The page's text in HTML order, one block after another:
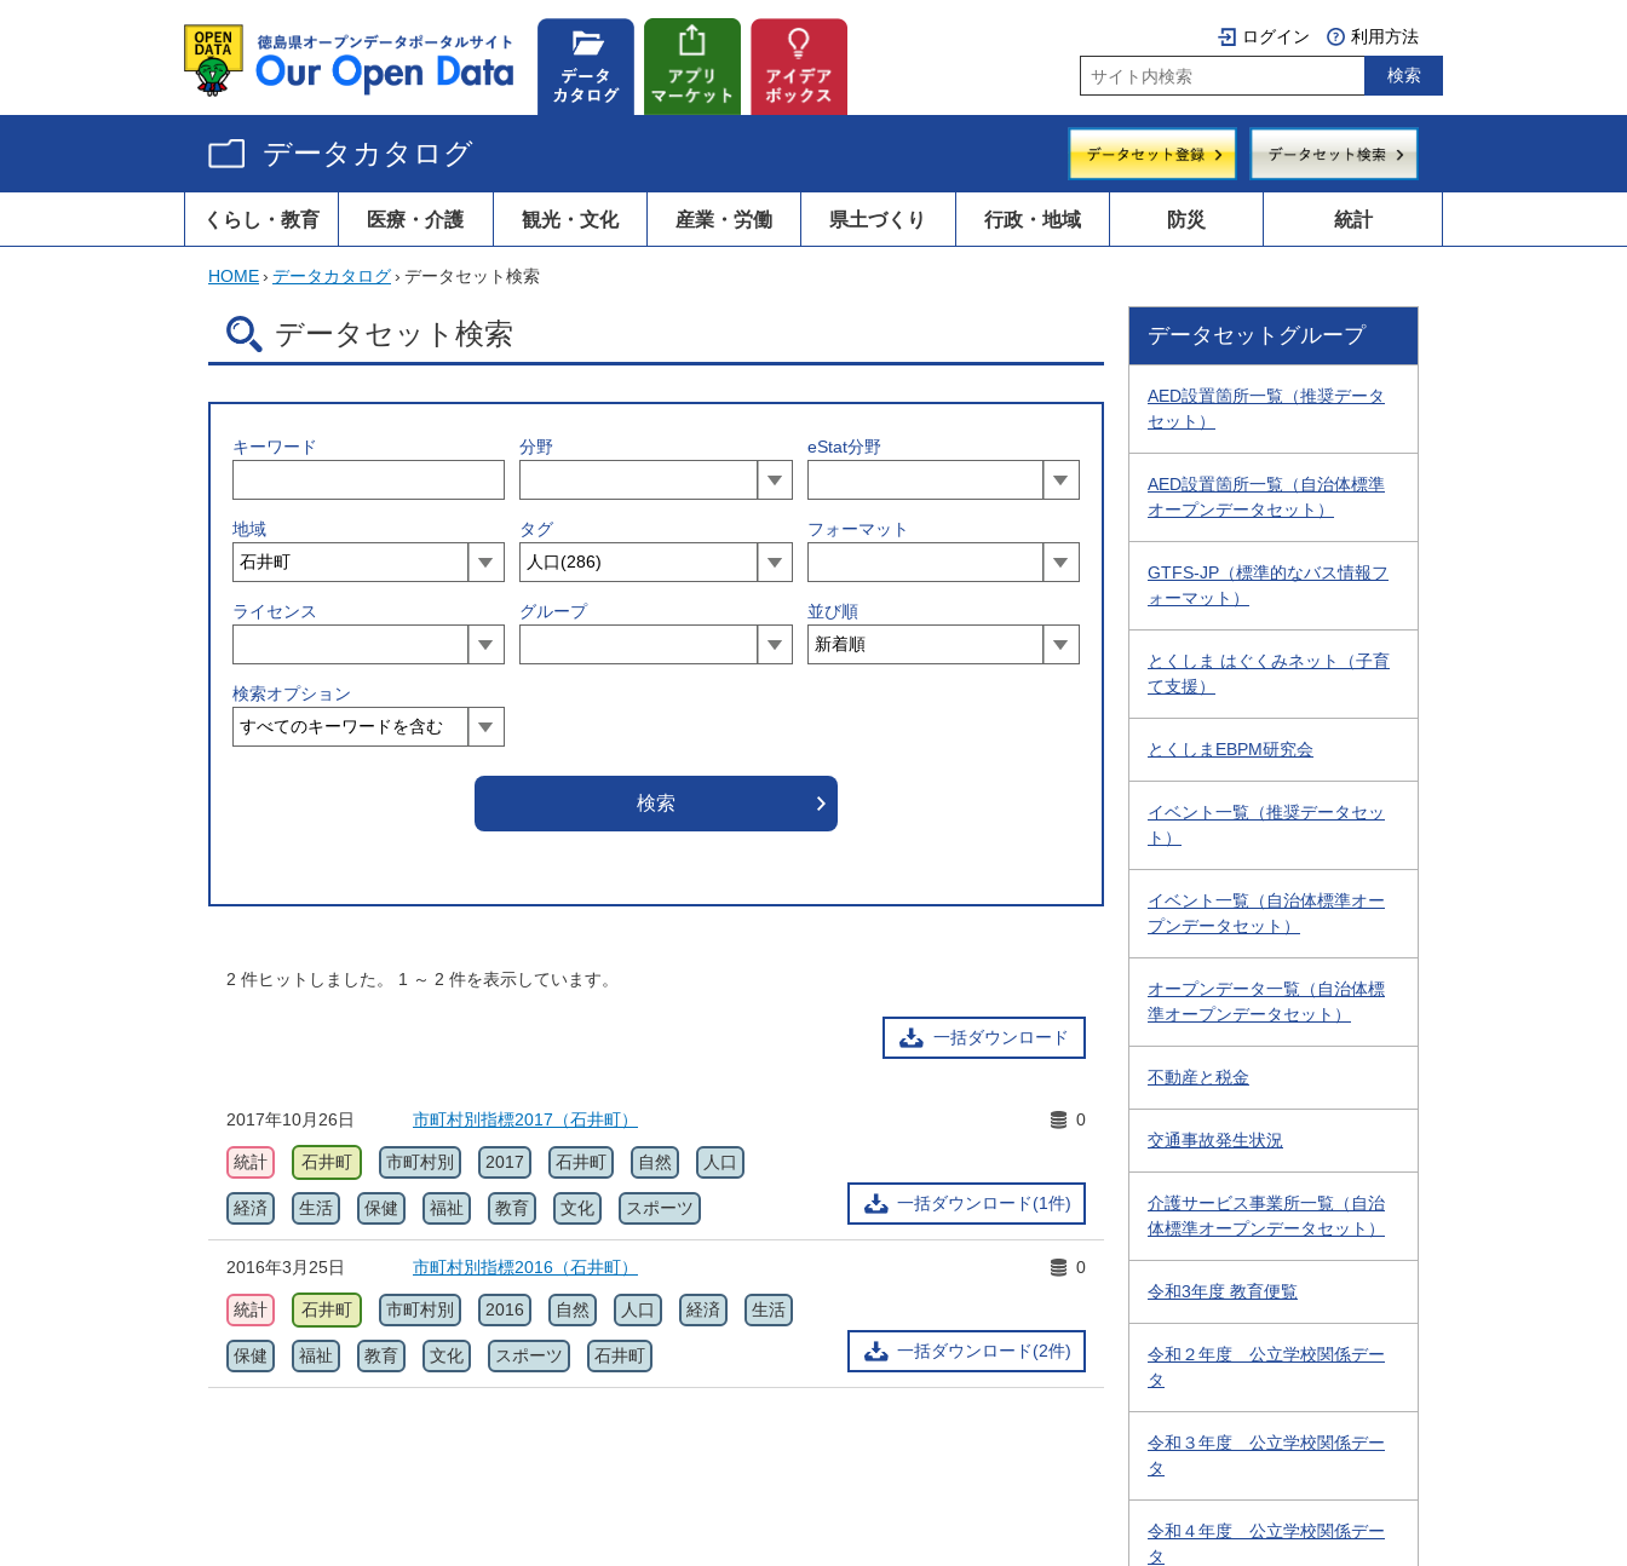
ログイン 利用方法
データカタログ
くらし・教育 医療・介護 観光・文化 産業・労働 県土づくり 行政・地域 防災 統計
HOME› データカタログ› データセット検索
データセット検索
キーワード 分野 eStat分野
地域 タグ フォーマット
ライセンス グループ 並び順
検索オプション
2 件ヒットしました。 1 ～ 2 件を表示しています。
一括ダウンロード
2017年10月26日 市町村別指標2017（石井町）
一括ダウンロード(1件)
0
統計 石井町 市町村別 2017 石井町 自然 人口
経済 生活 保健 福祉 教育 文化 スポーツ
2016年3月25日 市町村別指標2016（石井町）
一括ダウンロード(2件)
0
統計 石井町 市町村別 2016 自然 人口 経済 生活
保健 福祉 教育 文化 スポーツ 石井町
データセットグループ
AED設置箇所一覧（推奨データ
セット）
AED設置箇所一覧（自治体標準
オープンデータセット）
GTFS-JP（標準的なバス情報フ
ォーマット）
とくしま はぐくみネット（子育
て支援）
とくしまEBPM研究会
イベント一覧（推奨データセッ
ト）
イベント一覧（自治体標準オー
プンデータセット）
オープンデータ一覧（自治体標
準オープンデータセット）
不動産と税金
交通事故発生状況
介護サービス事業所一覧（自治
体標準オープンデータセット）
令和3年度 教育便覧
令和２年度 公立学校関係デー
タ
令和３年度 公立学校関係デー
タ
令和４年度 公立学校関係デー
タ